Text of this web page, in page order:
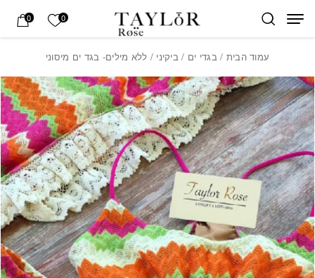
Skip to Content
0 הרשימה
0
עמוד הבית /בגדי ים / ביקיני / ללא מילים- בגד ים מיסוני
בחזרה למעלה